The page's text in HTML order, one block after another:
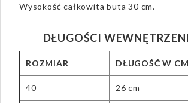
Wysokość całkowita buta 30 cm.
DŁUGOŚCI
ROZMIAR DŁUGOŚĆ W CM
40 26 cm